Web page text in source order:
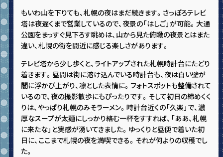
もいわ山を下りても、札幌の夜はまだ続きます。さっぽろテレビ
塔は夜遅くまで営業しているので、夜景の「はしご」が可能。大通
公園をまっすぐ見下ろす眺めは、山から見た俯瞰の夜景とはまた
違い、札幌の街を間近に感じる楽しさがあります。
テレビ塔から少し歩くと、ライトアップされた札幌時計台にたどり
着きます。昼間は街に溶け込んでいる時計台も、夜は白い壁が
闇に浮かび上がり、凛とした表情に。フォトスポットも整備されて
いるので、夜の撮影散歩にもぴったりです。そして初日の締めくく
りは、やっぱり札幌のみそラーメン。時計台近くの「久楽」で、濃
厚なスープが太麺にしっかり絡む一杯をすすれば、「ああ、札幌
に来たな」と実感が湧いてきました。ゆっくりと昼便で着いた初
日に、ここまで札幌の夜を満喫できる。それが何よりの収穫でし
た。